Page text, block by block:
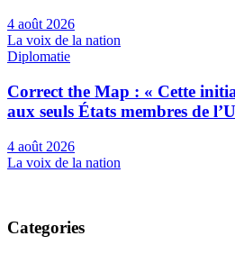
4 août 2026
La voix de la nation
Diplomatie
Correct the Map : « Cette
aux seuls États membres de
4 août 2026
La voix de la nation
Categories